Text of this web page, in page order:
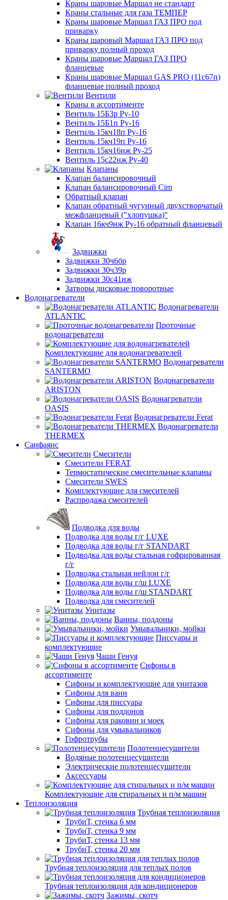
Краны шаровые Маршал не стандарт
Краны стальные для газа ТЕМПЕР
Краны шаровые Маршал ГАЗ ПРО под
приварку
Краны шаровый Маршал ГАЗ ПРО под
приварку полный проход
Краны шаровые Маршал ГАЗ ПРО
фланцевые
Краны шаровые Маршал GAS PRO (11с67п)
фланцевые полный проход
Вентили
Краны в ассортименте
Вентиль 15Б3р Ру-10
Вентиль 15Б1п Ру-16
Вентиль 15кч18п Ру-16
Вентиль 15кч19п Ру-16
Вентиль 15кч16нж Ру-25
Вентиль 15с22нж Ру-40
Клапаны
Клапан балансировочный
Клапан балансировочный Cim
Обратный клапан
Клапан обратный чугунный двухстворчатый
межфланцевый ("хлопушка)"
Клапан 16кч9нж Ру-16 обратный фланцевый
Задвижки
Задвижки 30ч6бр
Задвижки 30ч39р
Задвижки 30с41нж
Затворы дисковые поворотные
Водонагреватели
Водонагреватели
ATLANTIC
Проточные
водонагреватели
Комплектующие для водонагревателей
Водонагреватели
SANTERMO
Водонагреватели
ARISTON
Водонагреватели
OASIS
Водонагреватели Ferat
Водонагреватели
THERMEX
Санфаянс
Смесители
Смесители FERAT
Термостатические смесительные клапаны
Смесители SWES
Комплектующие для смесителей
Распродажа смесителей
Подводка для воды
Подводка для воды г/г LUXE
Подводка для воды г/г STANDART
Подводка для воды стальная гофрированная
г/г
Подводка стальная нейлон г/г
Подводка для воды г/ш LUXE
Подводка для воды г/ш STANDART
Подводка для смесителей
Унитазы
Ванны, поддоны
Умывальники, мойки
Писсуары и
комплектующие
Чаши Генуя
Сифоны в
ассортименте
Сифоны и комплектующие для унитазов
Сифоны для ванн
Сифоны для писсуара
Сифоны для поддонов
Сифоны для раковин и моек
Сифоны для умывальников
Гофротрубы
Полотенцесушители
Водяные полотенцесушители
Электрические полотенцесушители
Аксессуары
Комплектующие для стиральных и п/м машин
Теплоизоляция
Трубная теплоизоляция
ТрубиТ, стенка 6 мм
ТрубиТ, стенка 9 мм
ТрубиТ, стенка 13 мм
ТрубиТ, стенка 20 мм
Трубная теплоизоляция для теплых полов
Трубная теплоизоляция для кондиционеров
Зажимы, скотч